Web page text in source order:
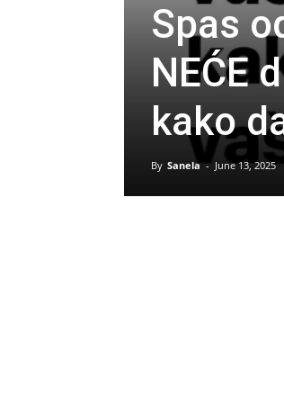
Spas
NEĆE
kako
By Sanela - June 13, 2025